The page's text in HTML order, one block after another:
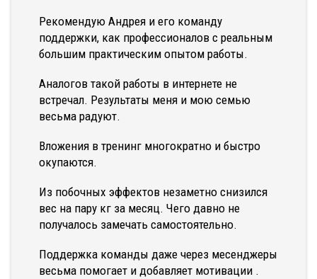
Рекомендую Андрея и его команду
поддержки, как профессионалов с реальным
большим практическим опытом работы.
Аналогов такой работы в интернете не
встречал. Результаты меня и мою семью
весьма радуют.
Вложения в тренинг многократно и быстро
окупаются.
Из побочных эффектов незаметно снизился
вес на пару кг за месяц. Чего давно не
получалось замечать самостоятельно.
Поддержка команды даже через месенджеры
весьма помогает и добавляет мотивации .